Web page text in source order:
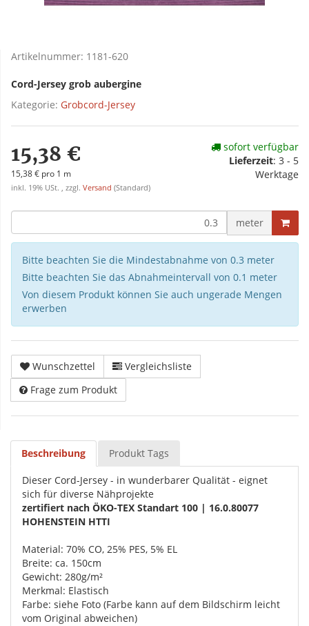
Artikelnummer: 1181-620
Cord-Jersey grob aubergine
Kategorie: Grobcord-Jersey
15,38 €
15,38 € pro 1 m
inkl. 19% USt. , zzgl. Versand (Standard)
sofort verfügbar
Lieferzeit: 3 - 5
Werktage
meter
Bitte beachten Sie die Mindestabnahme von 0.3 meter
Bitte beachten Sie das Abnahmeintervall von 0.1 meter
Von diesem Produkt können Sie auch ungerade Mengen
erwerben
Wunschzettel
Vergleichsliste
Frage zum Produkt
Beschreibung Produkt Tags
Dieser Cord-Jersey - in wunderbarer Qualität - eignet
sich für diverse Nähprojekte
zertifiert nach ÖKO-TEX Standart 100 | 16.0.80077
HOHENSTEIN HTTI
Material: 70% CO, 25% PES, 5% EL
Breite: ca. 150cm
Gewicht: 280g/m²
Merkmal: Elastisch
Farbe: siehe Foto (Farbe kann auf dem Bildschirm leicht
vom Original abweichen)